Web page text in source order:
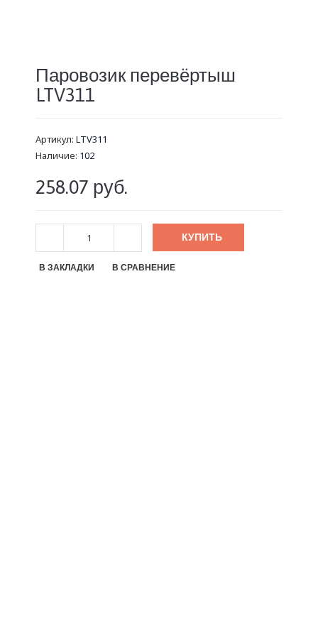
Паровозик перевёртыш
LTV311
Артикул: LTV311
Наличие: 102
258.07 руб.
КУПИТЬ
В ЗАКЛАДКИ В СРАВНЕНИЕ